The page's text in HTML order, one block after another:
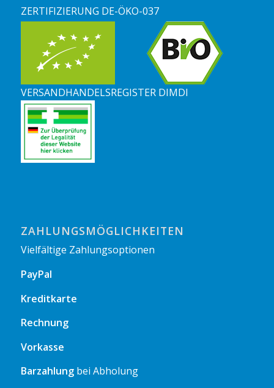
ZERTIFIZIERUNG DE-ÖKO-037
VERSANDHANDELSREGISTER DIMDI
ZAHLUNGSMÖGLICHKEITEN
Vielfältige Zahlungsoptionen
PayPal
Kreditkarte
Rechnung
Vorkasse
Barzahlungbei Abholung